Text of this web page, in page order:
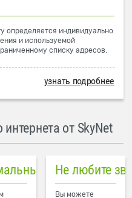
определяется индивидуально
и используемой
списку адресов.
узнать подробнее
от SkyNet
пинг в городе
Не любите
Вы можете